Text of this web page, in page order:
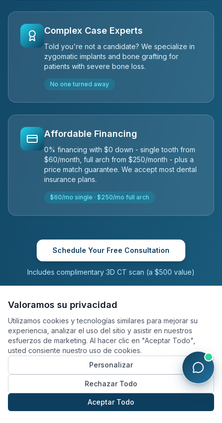
Valoramos su privacidad
Utilizamos cookies y tecnologías similares para mejorar su
experiencia, analizar el uso del sitio y asistir en nuestros
esfuerzos de marketing. Al hacer clic en "Aceptar Todo",
usted consiente nuestro uso de cookies.
Personalizar
Rechazar Todo
Aceptar Todo
Complex Case Experts
Told you're not a candidate? We specialize in
zygomatic implants and bone grafting for
patients with severe bone loss.
No one turned away
Affordable Financing
0% financing with $0 down - single tooth from
$60/month, full arch from $250/month - plus a
price match guarantee. We accept most dental
insurance plans.
$60/mo single · $250/mo full arch
Schedule Your Free Consultation
Includes complimentary 3D CT scan (a $500 value)